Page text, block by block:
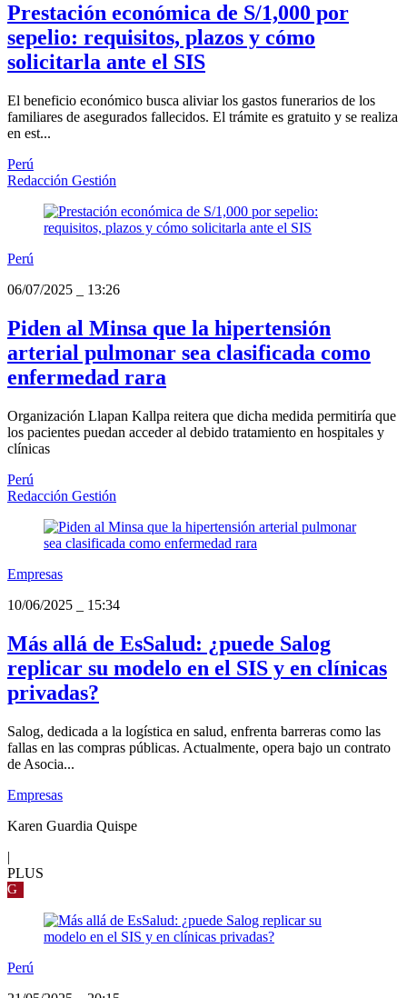
Prestación económica de S/1,000 por
sepelio: requisitos, plazos y cómo
solicitarla ante el SIS
El beneficio económico busca aliviar los gastos funerarios de los
familiares de asegurados fallecidos. El trámite es gratuito y se realiza
en est...
Perú
Redacción Gestión
Perú
06/07/2025
13:26
Piden al Minsa que la hipertensión
arterial pulmonar sea clasificada como
enfermedad rara
Organización Llapan Kallpa reitera que dicha medida permitiría que
los pacientes puedan acceder al debido tratamiento en hospitales y
clínicas
Perú
Redacción Gestión
Empresas
10/06/2025
15:34
Más allá de EsSalud: ¿puede Salog
replicar su modelo en el SIS y en clínicas
privadas?
Salog, dedicada a la logística en salud, enfrenta barreras como las
fallas en las compras públicas. Actualmente, opera bajo un contrato
de Asocia...
Empresas
Karen Guardia Quispe
|
PLUS
G
Perú